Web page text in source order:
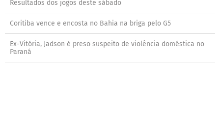
Resultados dos jogos deste sábado
Coritiba vence e encosta no Bahia na briga pelo G5
Ex-Vitória, Jadson é preso suspeito de violência doméstica no
Paraná